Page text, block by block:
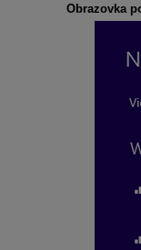
Obrazovka